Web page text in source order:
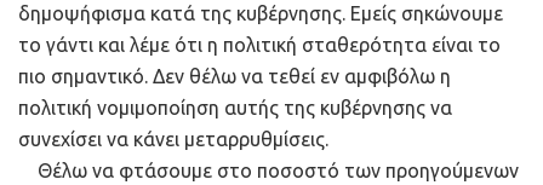
δημοψήφισμα κατά της κυβέρνησης. Εμείς σηκώνουμε
το γάντι και λέμε ότι η πολιτική σταθερότητα είναι το
πιο σημαντικό. Δεν θέλω να τεθεί εν αμφιβόλω η
πολιτική νομιμοποίηση αυτής της κυβέρνησης να
συνεχίσει να κάνει μεταρρυθμίσεις.
Θέλω να φτάσουμε στο ποσοστό των προηγούμενων